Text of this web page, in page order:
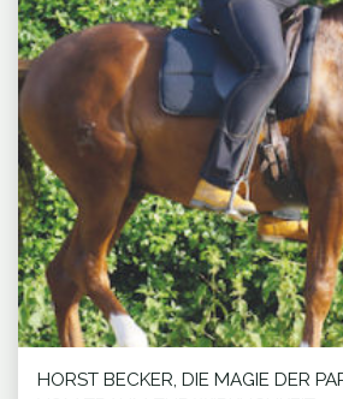
HORST BECKER, DIE MAGIE DER